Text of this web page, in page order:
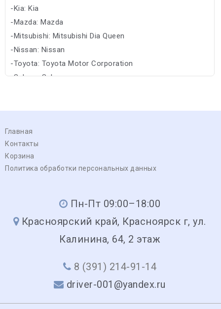
-Kia: Kia
-Mazda: Mazda
-Mitsubishi: Mitsubishi Dia Queen
-Nissan: Nissan
-Toyota: Toyota Motor Corporation
-Subaru: Subaru
Главная
Контакты
Корзина
Политика обработки персональных данных
Пн-Пт 09:00–18:00
Красноярский край, Красноярск г, ул.
Калинина, 64, 2 этаж
8 (391) 214-91-14
driver-001@yandex.ru